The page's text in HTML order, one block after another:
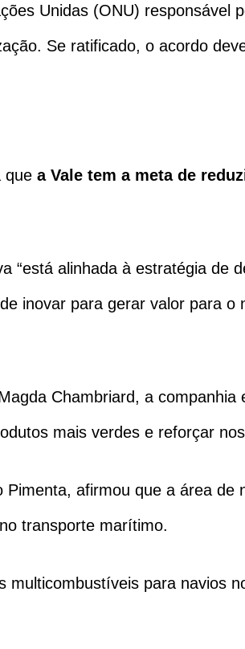
Unidas (ONU)
Se ratificado, o acordo
que a Vale tem a meta de
“está alinhada à estratégia de
inovar para gerar valor para
Chambriard, a
mais verdes e reforçar
afirmou que a área
transporte marítimo.
multicombustíveis para navios